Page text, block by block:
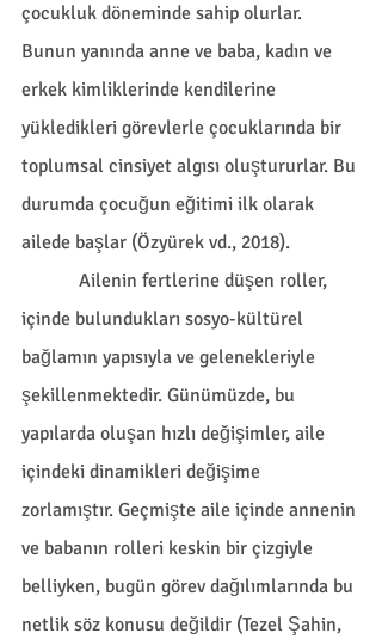
çocukluk döneminde sahip olurlar.
Bunun yanında anne ve baba, kadın ve
erkek kimliklerinde kendilerine
yükledikleri görevlerle çocuklarında bir
toplumsal cinsiyet algısı oluştururlar. Bu
durumda çocuğun eğitimi ilk olarak
ailede başlar (Özyürek vd., 2018).
içinde bulundukları sosyo-kültürel
bağlamın yapısıyla ve gelenekleriyle
şekillenmektedir. Günümüzde, bu
yapılarda oluşan hızlı değişimler, aile
içindeki dinamikleri değişime
zorlamıştır. Geçmişte aile içinde annenin
ve babanın rolleri keskin bir çizgiyle
belliyken, bugün görev dağılımlarında bu
netlik söz konusu değildir (Tezel Şahin,